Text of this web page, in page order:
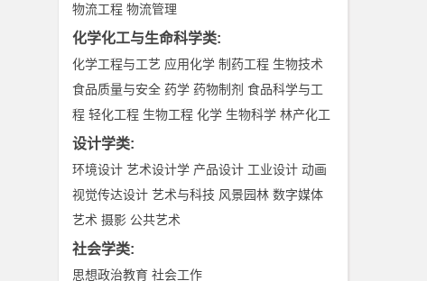
物流工程 物流管理
化学化工与生命科学类:
化学工程与工艺 应用化学 制药工程 生物技术
食品质量与安全 药学 药物制剂 食品科学与工
程 轻化工程 生物工程 化学 生物科学 林产化工
设计学类:
环境设计 艺术设计学 产品设计 工业设计 动画
视觉传达设计 艺术与科技 风景园林 数字媒体
艺术 摄影 公共艺术
社会学类:
思想政治教育 社会工作